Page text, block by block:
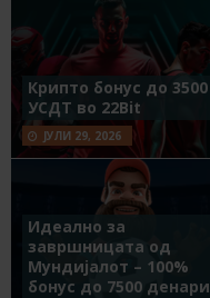
Крипто бонус до 3500
УСДТ во 22Bit
ЈУЛИ 29, 2026
Идеално за
завршницата од
Мундијалот – 100%
бонус до 7500 денари